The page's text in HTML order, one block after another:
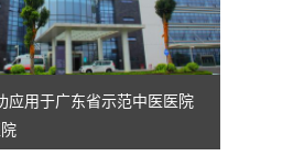
应用于广东省示范中医医院